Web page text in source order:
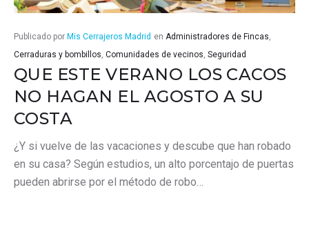
Publicado por Mis Cerrajeros Madrid en Administradores de Fincas,
Cerraduras y bombillos, Comunidades de vecinos, Seguridad
QUE ESTE VERANO LOS CACOS
NO HAGAN EL AGOSTO A SU
COSTA
¿Y si vuelve de las vacaciones y descube que han robado
en su casa? Según estudios, un alto porcentajo de puertas
pueden abrirse por el método de robo…